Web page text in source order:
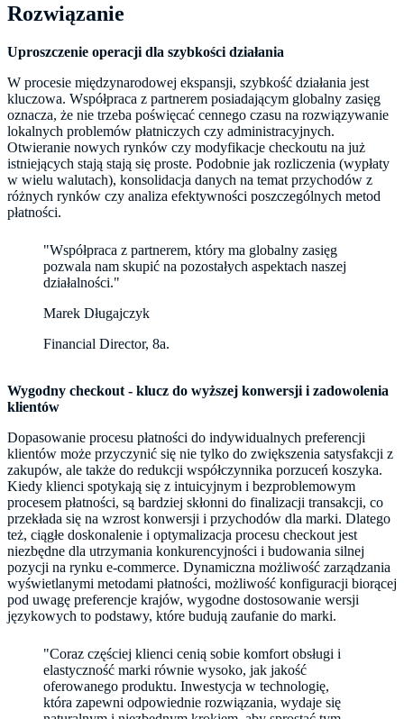
Rozwiązanie
Uproszczenie operacji dla szybkości działania
W procesie międzynarodowej ekspansji, szybkość działania jest
kluczowa. Współpraca z partnerem posiadającym globalny zasięg
oznacza, że nie trzeba poświęcać cennego czasu na rozwiązywanie
lokalnych problemów płatniczych czy administracyjnych.
Otwieranie nowych rynków czy modyfikacje checkoutu na już
istniejących stają stają się proste. Podobnie jak rozliczenia (wypłaty
w wielu walutach), konsolidacja danych na temat przychodów z
różnych rynków czy analiza efektywności poszczególnych metod
płatności.
"Współpraca z partnerem, który ma globalny zasięg
pozwala nam skupić na pozostałych aspektach naszej
działalności."
Marek Długajczyk
Financial Director, 8a.
Wygodny checkout - klucz do wyższej konwersji i zadowolenia
klientów
Dopasowanie procesu płatności do indywidualnych preferencji
klientów może przyczynić się nie tylko do zwiększenia satysfakcji z
zakupów, ale także do redukcji współczynnika porzuceń koszyka.
Kiedy klienci spotykają się z intuicyjnym i bezproblemowym
procesem płatności, są bardziej skłonni do finalizacji transakcji, co
przekłada się na wzrost konwersji i przychodów dla marki. Dlatego
też, ciągłe doskonalenie i optymalizacja procesu checkout jest
niezbędne dla utrzymania konkurencyjności i budowania silnej
pozycji na rynku e-commerce. Dynamiczna możliwość zarządzania
wyświetlanymi metodami płatności, możliwość konfiguracji biorącej
pod uwagę preferencje krajów, wygodne dostosowanie wersji
językowych to podstawy, które budują zaufanie do marki.
"Coraz częściej klienci cenią sobie komfort obsługi i
elastyczność marki równie wysoko, jak jakość
oferowanego produktu. Inwestycja w technologię,
która zapewni odpowiednie rozwiązania, wydaje się